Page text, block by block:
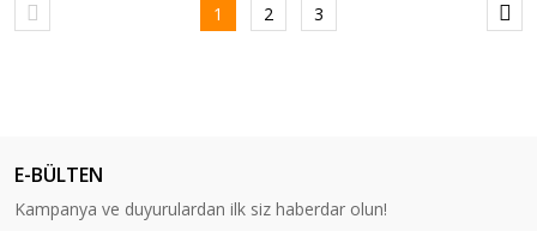
1 2 3
E-BÜLTEN
Kampanya ve duyurulardan ilk siz haberdar olun!